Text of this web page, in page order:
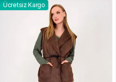
Ücretsiz Kargo